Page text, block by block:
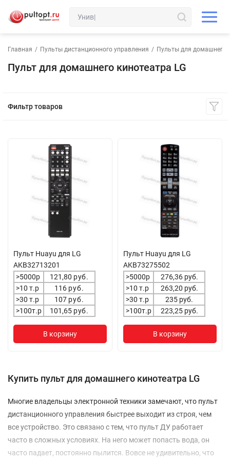
Главная / Пульты дистанционного управления / Пульты для домашнего
Пульт для домашнего кинотеатра LG
Фильтр товаров
Пульт Huayu для LG
AKB32713201
>5000р
121,80 руб.
>10 т.р
116 руб.
>30 т.р
107 руб.
>100т.р
101,65 руб.
В корзину
Пульт Huayu для LG
AKB73275502
>5000р
276,36 руб.
>10 т.р
263,20 руб.
>30 т.р
235 руб.
>100т.р
223,25 руб.
В корзину
Купить пульт для домашнего кинотеатра LG
Многие владельцы электронной техники замечают, что пульт
дистанционного управления быстрее выходит из строя, чем
все устройство. Это связано с тем, что пульт ДУ работает
часто в сложных условиях. На него может попасть вода, он
часто падает, постоянно пылится. Вовсе не удивительно, что